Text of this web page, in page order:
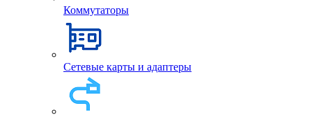
Коммутаторы
Сетевые карты и адаптеры